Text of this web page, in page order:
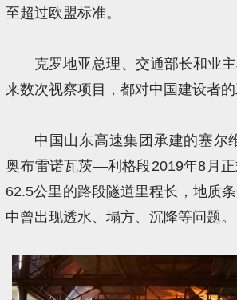
至超过欧盟标准。
克罗地亚总理、交通部长和业
来数次视察项目，都对中国建设者的
中国山东高速集团承建的塞尔
奥布雷诺瓦茨—利格段2019年8月
62.5公里的路段隧道里程长，地质
中曾出现透水、塌方、沉降等问题。